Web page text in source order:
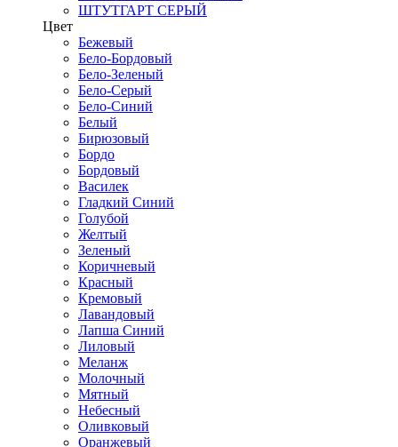
ШТУТГАРТ СЕРЫЙ
Цвет
Бежевый
Бело-Бордовый
Бело-Зеленый
Бело-Серый
Бело-Синий
Белый
Бирюзовый
Бордо
Бордовый
Василек
Гладкий Синий
Голубой
Желтый
Зеленый
Коричневый
Красный
Кремовый
Лавандовый
Лапша Синий
Лиловый
Меланж
Молочный
Мятный
Небесный
Оливковый
Оранжевый